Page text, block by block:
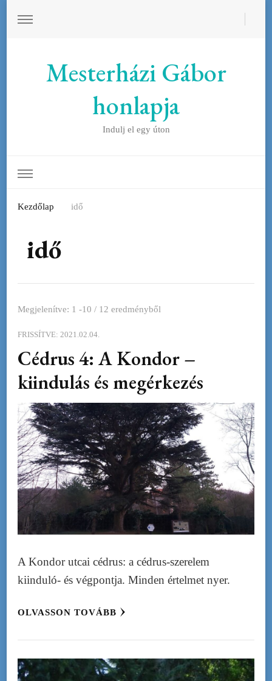
Mesterházi Gábor
honlapja
Indulj el egy úton
Kezdőlap idő
idő
Megjelenítve: 1 -10 / 12 eredményből
FRISSÍTVE: 2021.02.04.
Cédrus 4: A Kondor –
kiindulás és megérkezés
A Kondor utcai cédrus: a cédrus-szerelem
kiinduló- és végpontja. Minden értelmet nyer.
OLVASSON TOVÁBB